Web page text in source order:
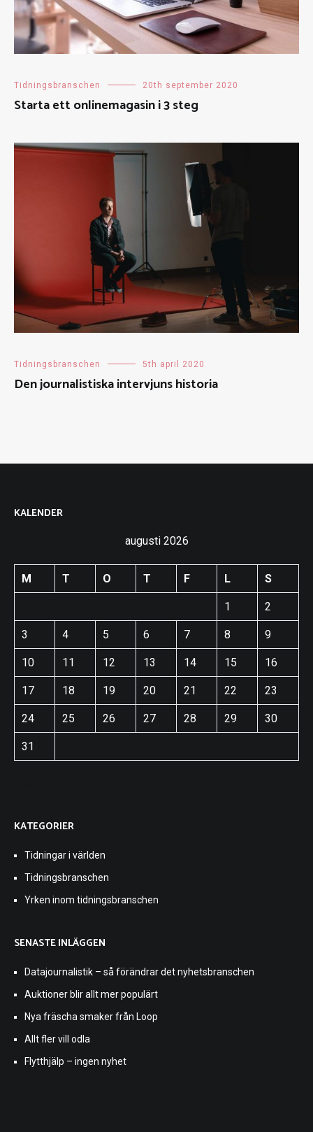
Tidningsbranschen 20th september 2020
Starta ett onlinemagasin i 3 steg
Tidningsbranschen 5th april 2020
Den journalistiska intervjuns historia
KALENDER
augusti 2026
M T O T F L S
1 2
3 4 5 6 7 8 9
10 11 12 13 14 15 16
17 18 19 20 21 22 23
24 25 26 27 28 29 30
31
KATEGORIER
Tidningar i världen
Tidningsbranschen
Yrken inom tidningsbranschen
SENASTE INLÄGGEN
Datajournalistik – så förändrar det nyhetsbranschen
Auktioner blir allt mer populärt
Nya fräscha smaker från Loop
Allt fler vill odla
Flytthjälp – ingen nyhet